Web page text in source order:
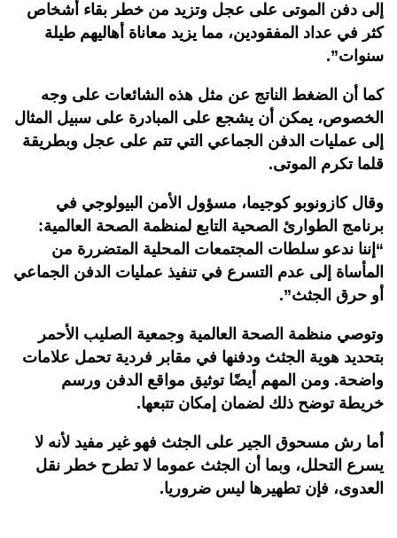
إلى دفن الموتى على عجل وتزيد من خطر بقاء أشخاص
كثر في عداد المفقودين، مما يزيد معاناة أهاليهم طيلة
سنوات”.
كما أن الضغط الناتج عن مثل هذه الشائعات على وجه
الخصوص، يمكن أن يشجع على المبادرة على سبيل المثال
إلى عمليات الدفن الجماعي التي تتم على عجل وبطريقة
قلما تكرم الموتى.
وقال كازونوبو كوجيما، مسؤول الأمن البيولوجي في
برنامج الطوارئ الصحية التابع لمنظمة الصحة العالمية:
“إننا ندعو سلطات المجتمعات المحلية المتضررة من
المأساة إلى عدم التسرع في تنفيذ عمليات الدفن الجماعي
أو حرق الجثث”.
وتوصي منظمة الصحة العالمية وجمعية الصليب الأحمر
بتحديد هوية الجثث ودفنها في مقابر فردية تحمل علامات
واضحة. ومن المهم أيضًا توثيق مواقع الدفن ورسم
خريطة توضح ذلك لضمان إمكان تتبعها.
أما رش مسحوق الجير على الجثث فهو غير مفيد لأنه لا
يسرع التحلل، وبما أن الجثث عموما لا تطرح خطر نقل
العدوى، فإن تطهيرها ليس ضروريا.